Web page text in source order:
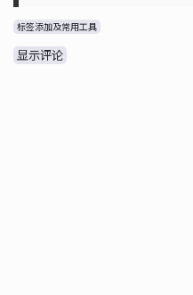
标签添加及常用工具
显示评论